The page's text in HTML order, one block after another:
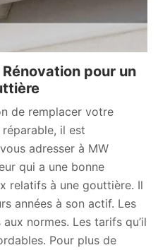
pour un
de remplacer votre
il est
adresser à MW
qui a une bonne
relatifs à une gouttière. Il
années à son actif. Les
normes. Les tarifs qu’il
Pour plus de